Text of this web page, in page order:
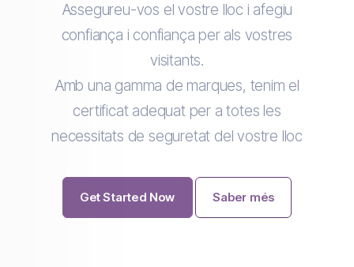
Assegureu-vos el vostre lloc i afegiu
confiança i confiança per als vostres
visitants.
Amb una gamma de marques, tenim el
certificat adequat per a totes les
necessitats de seguretat del vostre lloc
Get Started Now Saber més